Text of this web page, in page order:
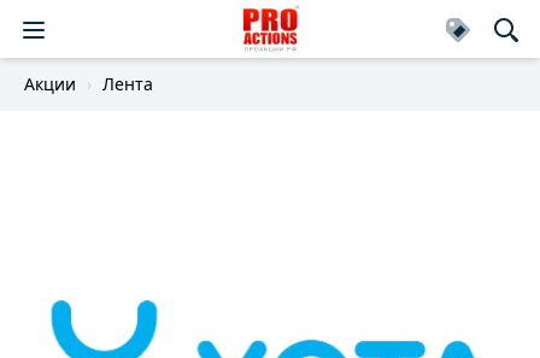
Акции Лента